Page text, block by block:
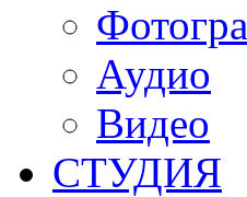
Аудио
Видео
СТУДИЯ